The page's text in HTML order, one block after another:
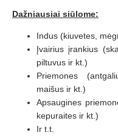
Dažniausiai siūlome:
Indus (kiuvetes,
Įvairius įrankius
piltuvus ir kt.)
Priemones
maišus ir kt.)
Apsaugines
kepuraites ir kt.)
Ir t.t.